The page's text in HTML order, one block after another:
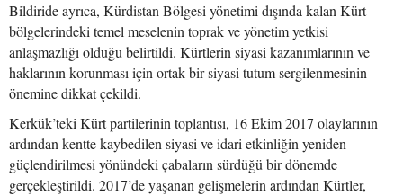
Bildiride ayrıca, Kürdistan Bölgesi yönetimi dışında kalan Kürt
bölgelerindeki temel meselenin toprak ve yönetim yetkisi
anlaşmazlığı olduğu belirtildi. Kürtlerin siyasi kazanımlarının ve
haklarının korunması için ortak bir siyasi tutum sergilenmesinin
önemine dikkat çekildi.
Kerkük’teki Kürt partilerinin toplantısı, 16 Ekim 2017 olaylarının
ardından kentte kaybedilen siyasi ve idari etkinliğin yeniden
güçlendirilmesi yönündeki çabaların sürdüğü bir dönemde
gerçekleştirildi. 2017’de yaşanan gelişmelerin ardından Kürtler,